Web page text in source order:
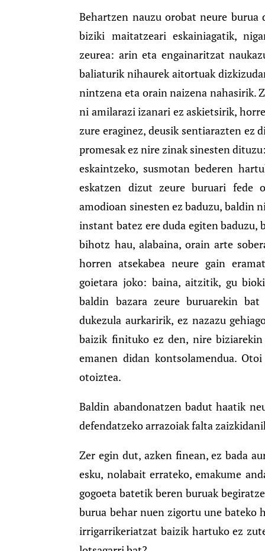
Behartzen nauzu orobat neure
biziki maitatzeari eskainiagatik,
zeurea: arin eta engainaritzat
baliaturik nihaurek aitortuak
nintzena eta orain naizena nahasirik.
ni amilarazi izanari ez askietsirik,
zure eraginez, deusik sentiarazten ez
promesak ez nire zinak sinesten
eskaintzeko, susmotan bederen
eskatzen dizut zeure buruari fede
amodioan sinesten ez baduzu, baldin
instant batez ere duda egiten baduzu,
bihotz hau, alabaina, orain arte
horren atsekabea neure gain
goietara joko: baina, aitzitik, gu
baldin bazara zeure buruarekin
dukezula aurkaririk, ez nazazu
baizik finituko ez den, nire
emanen didan kontsolamendua.
otoiztea.
Baldin abandonatzen badut haatik
defendatzeko arrazoiak falta
Zer egin dut, azken finean, ez bada
esku, nolabait errateko, emakume
gogoeta batetik beren buruak
burua behar nuen zigortu une bateko
irrigarrikeriatzat baizik hartuko ez